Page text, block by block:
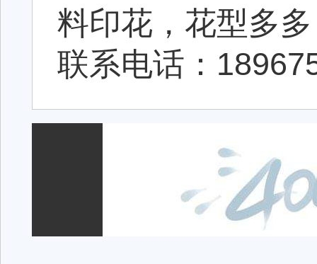
料印花，花型多
联系电话：